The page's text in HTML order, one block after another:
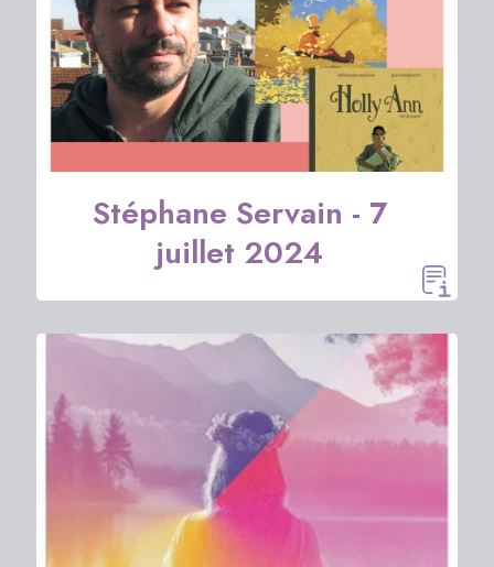
Stéphane Servain - 7
juillet 2024